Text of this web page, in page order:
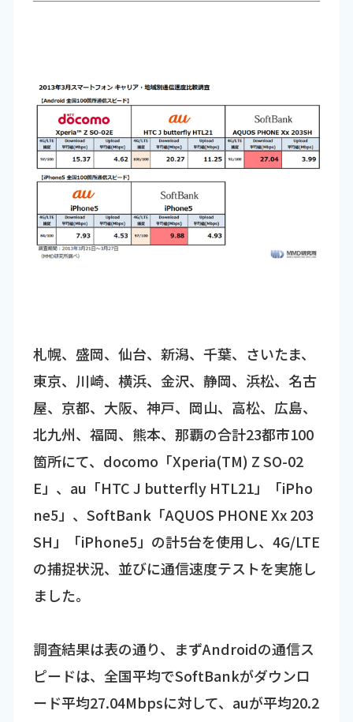
札幌、盛岡、仙台、新潟、千葉、さいたま、
東京、川崎、横浜、金沢、静岡、浜松、名古
屋、京都、大阪、神戸、岡山、高松、広島、
北九州、福岡、熊本、那覇の合計23都市100
箇所にて、docomo「Xperia(TM) Z SO-02
E」、au「HTC J butterfly HTL21」「iPho
ne5」、SoftBank「AQUOS PHONE Xx 203
SH」「iPhone5」の計5台を使用し、4G/LTE
の捕捉状況、並びに通信速度テストを実施し
ました。
調査結果は表の通り、まずAndroidの通信ス
ピードは、全国平均でSoftBankがダウンロ
ード平均27.04Mbpsに対して、auが平均20.2